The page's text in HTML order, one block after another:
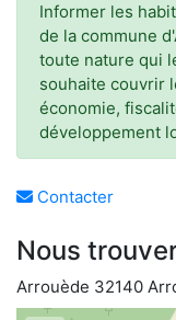
Informer les
de la commune
toute nature qui
souhaite couvrir
économie,
développement
Contacter
Nous
Arrouède 32140